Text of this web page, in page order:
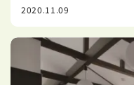
2020.11.09